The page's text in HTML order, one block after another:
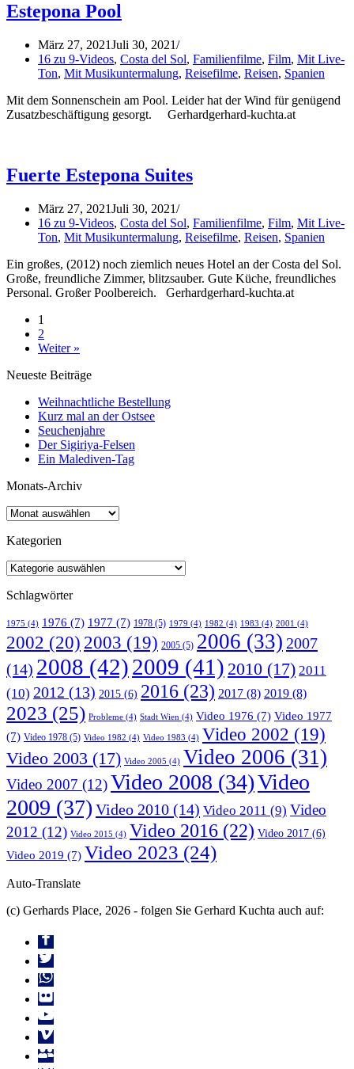
Estepona Pool
März 27, 2021Juli 30, 2021
16 zu 9-Videos, Costa del Sol, Familienfilme, Film, Mit Live-
Ton, Mit Musikuntermalung, Reisefilme, Reisen, Spanien
Mit dem Sonnenschein am Pool. Leider hat der Wind für genügend
Zusatzbeschäftigung gesorgt. Gerhardgerhard-kuchta.at
Fuerte Estepona Suites
März 27, 2021Juli 30, 2021
16 zu 9-Videos, Costa del Sol, Familienfilme, Film, Mit Live-
Ton, Mit Musikuntermalung, Reisefilme, Reisen, Spanien
Ein großes, (2012) noch ziemlich neues Hotel an der Costa del Sol.
Große, freundliche Zimmer, blitzsauber. Gute Küche, freundliches
Personal. Großer Poolbereich. Gerhardgerhard-kuchta.at
1
2
Weiter »
Neueste Beiträge
Weihnachtliche Bestellung
Kurz mal an der Ostsee
Seuchenjahre
Der Sigiriya-Felsen
Ein Malediven-Tag
Monats-Archiv
Kategorien
Schlagwörter
1975 (4) 1976 (7) 1977 (7) 1978 (5) 1979 (4) 1982 (4) 1983 (4) 2001 (4)
2002 (20) 2003 (19) 2005 (5) 2006 (33) 2007
(14) 2008 (42)2009 (41) 2010 (17) 2011
(10) 2012 (13) 2015 (6) 2016 (23) 2017 (8) 2019 (8)
2023 (25) Probleme (4) Stadt Wien (4) Video 1976 (7) Video 1977
(7) Video 1978 (5) Video 1982 (4) Video 1983 (4) Video 2002 (19)
Video 2003 (17) Video 2005 (4) Video 2006 (31)
Video 2007 (12)Video 2008 (34)Video
2009 (37) Video 2010 (14) Video 2011 (9) Video
2012 (12) Video 2015 (4) Video 2016 (22) Video 2017 (6)
Video 2019 (7) Video 2023 (24)
Auto-Translate
(c) Gerhards Place, 2026 - folgen Sie Gerhard Kuchta auch auf: